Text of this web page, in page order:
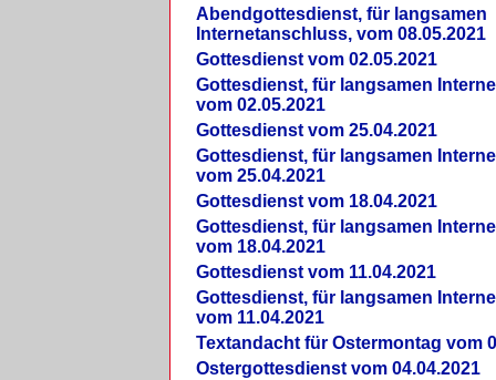
Abendgottesdienst, für langsamen
Internetanschluss, vom 08.05.2021
Gottesdienst vom 02.05.2021
Gottesdienst, für langsamen
vom 02.05.2021
Gottesdienst vom 25.04.2021
Gottesdienst, für langsamen
vom 25.04.2021
Gottesdienst vom 18.04.2021
Gottesdienst, für langsamen
vom 18.04.2021
Gottesdienst vom 11.04.2021
Gottesdienst, für langsamen
vom 11.04.2021
Textandacht für Ostermontag vom
Ostergottesdienst vom 04.04.2021